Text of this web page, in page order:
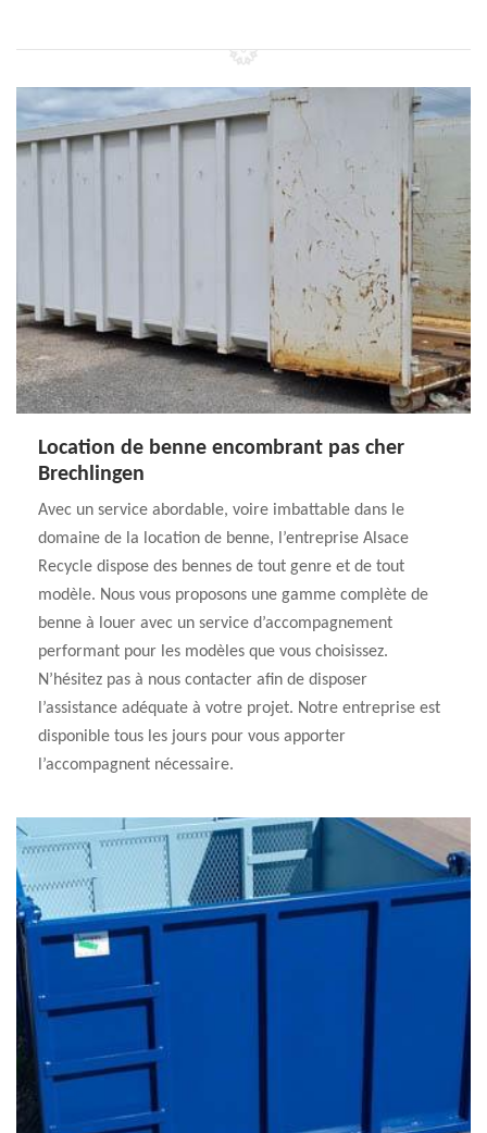
Location de benne encombrant pas cher
Brechlingen
Avec un service abordable, voire imbattable dans le
domaine de la location de benne, l’entreprise Alsace
Recycle dispose des bennes de tout genre et de tout
modèle. Nous vous proposons une gamme complète de
benne à louer avec un service d’accompagnement
performant pour les modèles que vous choisissez.
N’hésitez pas à nous contacter afin de disposer
l’assistance adéquate à votre projet. Notre entreprise est
disponible tous les jours pour vous apporter
l’accompagnent nécessaire.